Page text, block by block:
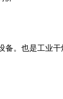
备。也是工业